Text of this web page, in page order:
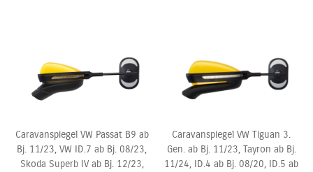
Caravanspiegel VW Passat B9 ab
Bj. 11/23, VW ID.7 ab Bj. 08/23,
Skoda Superb IV ab Bj. 12/23,
Caravanspiegel VW Tiguan 3.
Gen. ab Bj. 11/23, Tayron ab Bj.
11/24, ID.4 ab Bj. 08/20, ID.5 ab